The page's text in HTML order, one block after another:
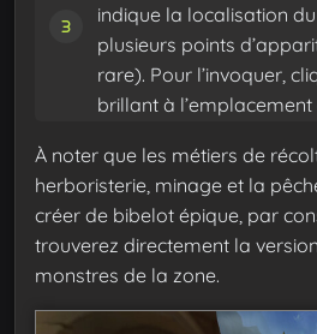
indique la localisation
plusieurs points
rare). Pour l’invoquer,
brillant à l’emplacement
À noter que les métiers de
herboristerie, minage et la
créer de bibelot épique, par
trouverez directement la
monstres de la zone.